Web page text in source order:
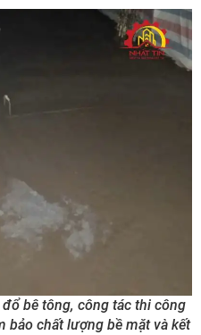
bê tông, công tác thi công
bảo chất lượng bề mặt và kết